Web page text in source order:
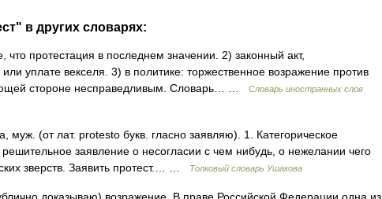
в других словарях:
что протестация в последнем значении. 2) законный акт,
уплате векселя. 3) в политике: торжественное возражение против
стороне несправедливым. Словарь… …
Словарь иностранных слов
(от лат. protesto букв. гласно заявляю). 1. Категорическое
заявление о несогласии с чем нибудь, о нежелании чего
зверств. Заявить протест.… …
Толковый словарь Ушакова